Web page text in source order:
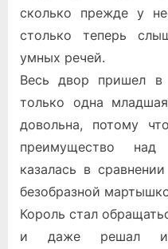
сколько прежде у
столько теперь
умных речей.
Весь двор пришел в
только одна
довольна, потому
преимущество
казалась в
безобразной
Король стал
и даже решал